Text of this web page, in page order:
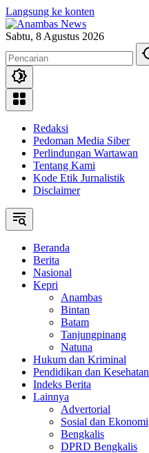
Langsung ke konten
Sabtu, 8 Agustus 2026
Redaksi
Pedoman Media Siber
Perlindungan Wartawan
Tentang Kami
Kode Etik Jurnalistik
Disclaimer
Beranda
Berita
Nasional
Kepri
Anambas
Bintan
Batam
Tanjungpinang
Natuna
Hukum dan Kriminal
Pendidikan dan Kesehatan
Indeks Berita
Lainnya
Advertorial
Sosial dan Ekonomi
Bengkalis
DPRD Bengkalis